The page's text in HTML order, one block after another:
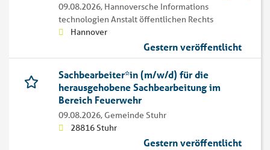
09.08.2026, Hannoversche Informations
technologien Anstalt öffentlichen Rechts
Hannover
Gestern veröffentlicht
Sachbearbeiter*in (m/w/d) für die
herausgehobene Sachbearbeitung im
Bereich Feuerwehr
09.08.2026, Gemeinde Stuhr
28816 Stuhr
Gestern veröffentlicht